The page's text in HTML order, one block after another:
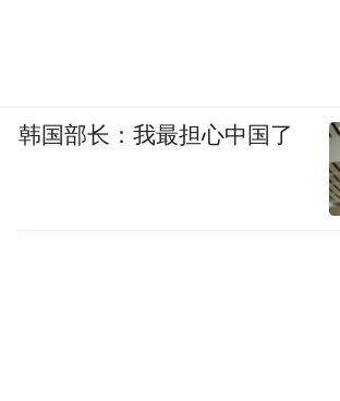
韩国部长：我最担心中国了